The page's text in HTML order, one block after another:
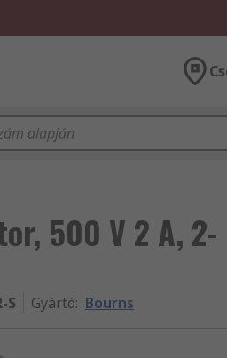
500 V 2 A, 2-
S Gyártó: Bourns